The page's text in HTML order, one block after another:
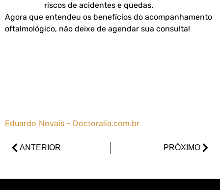
riscos de acidentes e quedas.
Agora que entendeu os benefícios do acompanhamento
oftalmológico, não deixe de agendar sua consulta!
Eduardo Novais - Doctoralia.com.br
ANTERIOR PRÓXIMO